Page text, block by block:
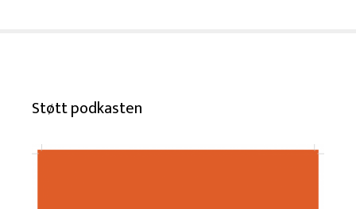
Støtt podkasten